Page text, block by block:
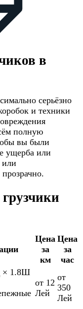
в
серьёзно
и техники
полную
вы были
ущерба или
или
Цена
за
км
Цена
за
час
× 1.8Ш
от 12
Лей
от
350
Лей